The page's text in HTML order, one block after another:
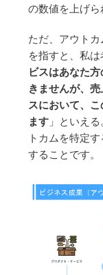
の数値を上げら
ただ、アウト
を指すと、私
ビスはあなた
きませんが、
スにおいて、
ます 」といえ
トカムを特定
することです。